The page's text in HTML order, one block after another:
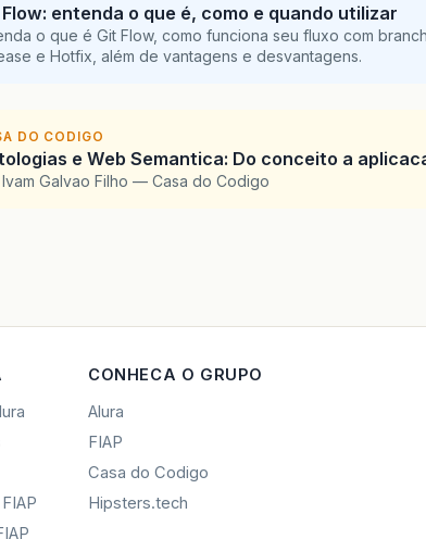
entenda o que é, como e quando utilizar
o que é Git Flow, como funciona seu fluxo com
e Hotfix, além de vantagens e desvantagens.
DO CODIGO
e Web Semantica: Do conceito a
Galvao Filho — Casa do Codigo
CONHECA O GRUPO
Alura
FIAP
Casa do Codigo
Hipsters.tech